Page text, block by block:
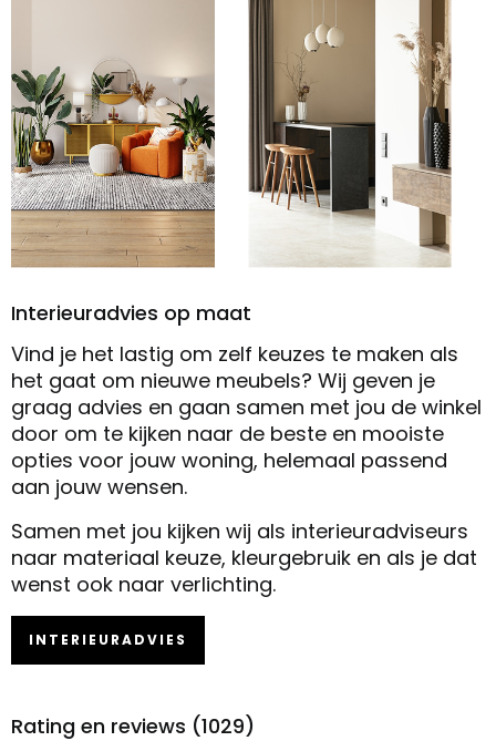
Interieuradvies op maat
Vind je het lastig om zelf keuzes te maken als
het gaat om nieuwe meubels? Wij geven je
graag advies en gaan samen met jou de winkel
door om te kijken naar de beste en mooiste
opties voor jouw woning, helemaal passend
aan jouw wensen.
Samen met jou kijken wij als interieuradviseurs
naar materiaal keuze, kleurgebruik en als je dat
wenst ook naar verlichting.
INTERIEURADVIES
Rating en reviews (1029)